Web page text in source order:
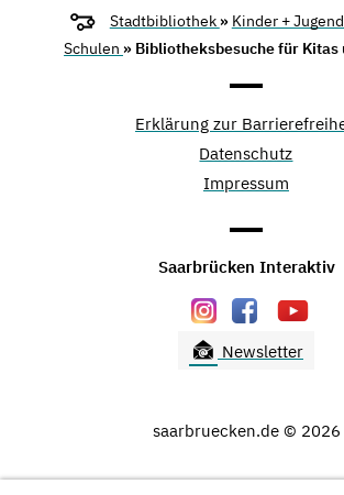
Stadtbibliothek » Kinder + Jugend
Schulen » Bibliotheksbesuche für Kitas
Erklärung zur
Datenschutz
Impressum
Saarbrücken Interaktiv
Newsletter
saarbruecken.de © 2026